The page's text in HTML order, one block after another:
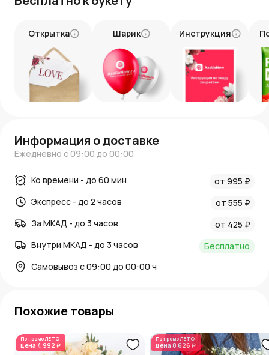
Открытка Шарик Инструкция
Информация о доставке
Ежедневно с 09:00 до 00:00
Ко времени - до 60 мин
от 995 ₽
Экспресс - до 2 часов
от 555 ₽
За МКАД - до 3 часов
от 425 ₽
Внутри МКАД - до 3 часов
Бесплатно
Самовывоз с 09:00 до 00:00 ч
Похожие товары
По промоЛЕТО
цена 4 992 ₽
По промоЛЕТО
цена 8 626 ₽